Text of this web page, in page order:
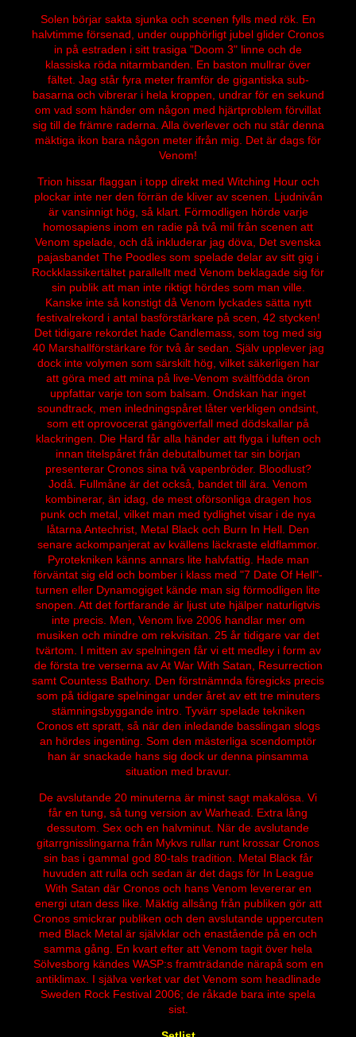
Solen börjar sakta sjunka och scenen fylls med rök. En
halvtimme försenad, under oupphörligt jubel glider Cronos
in på estraden i sitt trasiga "Doom 3" linne och de
klassiska röda nitarmbanden. En baston mullrar över
fältet. Jag står fyra meter framför de gigantiska sub-
basarna och vibrerar i hela kroppen, undrar för en sekund
om vad som händer om någon med hjärtproblem förvillat
sig till de främre raderna. Alla överlever och nu står denna
mäktiga ikon bara någon meter ifrån mig. Det är dags för
Venom!
Trion hissar flaggan i topp direkt med Witching Hour och
plockar inte ner den förrän de kliver av scenen. Ljudnivån
är vansinnigt hög, så klart. Förmodligen hörde varje
homosapiens inom en radie på två mil från scenen att
Venom spelade, och då inkluderar jag döva, Det svenska
pajasbandet The Poodles som spelade delar av sitt gig i
Rockklassikertältet parallellt med Venom beklagade sig för
sin publik att man inte riktigt hördes som man ville.
Kanske inte så konstigt då Venom lyckades sätta nytt
festivalrekord i antal basförstärkare på scen, 42 stycken!
Det tidigare rekordet hade Candlemass, som tog med sig
40 Marshallförstärkare för två år sedan. Själv upplever jag
dock inte volymen som särskilt hög, vilket säkerligen har
att göra med att mina på live-Venom svältfödda öron
uppfattar varje ton som balsam. Ondskan har inget
soundtrack, men inledningspåret låter verkligen ondsint,
som ett oprovocerat gängöverfall med dödskallar på
klackringen. Die Hard får alla händer att flyga i luften och
innan titelspåret från debutalbumet tar sin början
presenterar Cronos sina två vapenbröder. Bloodlust?
Jodå. Fullmåne är det också, bandet till ära. Venom
kombinerar, än idag, de mest oförsonliga dragen hos
punk och metal, vilket man med tydlighet visar i de nya
låtarna Antechrist, Metal Black och Burn In Hell. Den
senare ackompanjerat av kvällens läckraste eldflammor.
Pyrotekniken känns annars lite halvfattig. Hade man
förväntat sig eld och bomber i klass med "7 Date Of Hell"-
turnen eller Dynamogiget kände man sig förmodligen lite
snopen. Att det fortfarande är ljust ute hjälper naturligtvis
inte precis. Men, Venom live 2006 handlar mer om
musiken och mindre om rekvisitan. 25 år tidigare var det
tvärtom. I mitten av spelningen får vi ett medley i form av
de första tre verserna av At War With Satan, Resurrection
samt Countess Bathory. Den förstnämnda föregicks precis
som på tidigare spelningar under året av ett tre minuters
stämningsbyggande intro. Tyvärr spelade tekniken
Cronos ett spratt, så när den inledande basslingan slogs
an hördes ingenting. Som den mästerliga scendomptör
han är snackade hans sig dock ur denna pinsamma
situation med bravur.
De avslutande 20 minuterna är minst sagt makalösa. Vi
får en tung, så tung version av Warhead. Extra lång
dessutom. Sex och en halvminut. När de avslutande
gitarrgnisslingarna från Mykvs rullar runt krossar Cronos
sin bas i gammal god 80-tals tradition. Metal Black får
huvuden att rulla och sedan är det dags för In League
With Satan där Cronos och hans Venom levererar en
energi utan dess like. Mäktig allsång från publiken gör att
Cronos smickrar publiken och den avslutande uppercuten
med Black Metal är självklar och enastående på en och
samma gång. En kvart efter att Venom tagit över hela
Sölvesborg kändes WASP:s framträdande närapå som en
antiklimax. I själva verket var det Venom som headlinade
Sweden Rock Festival 2006; de råkade bara inte spela
sist.